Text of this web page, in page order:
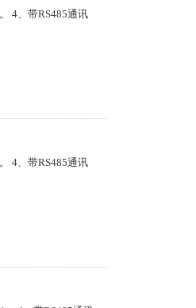
4、带RS485通讯
4、带RS485通讯